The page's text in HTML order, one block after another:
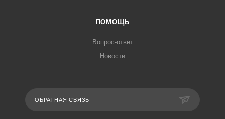
ПОМОЩЬ
Вопрос-ответ
Новости
ОБРАТНАЯ СВЯЗЬ